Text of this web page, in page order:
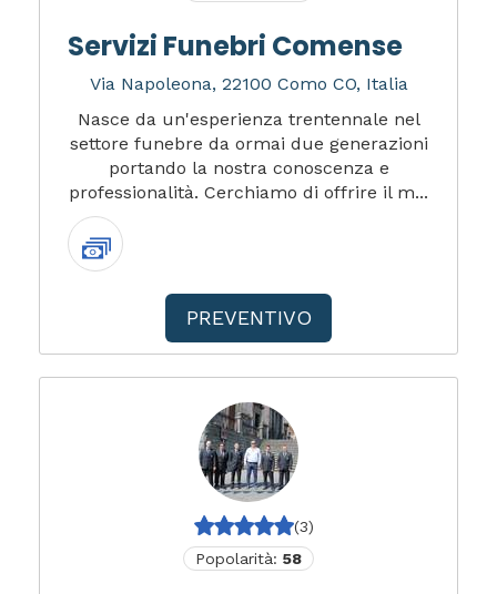
Servizi Funebri Comense
Via Napoleona, 22100 Como CO, Italia
Nasce da un'esperienza trentennale nel
settore funebre da ormai due generazioni
portando la nostra conoscenza e
professionalità. Cerchiamo di offrire il m...
PREVENTIVO
(3)
Popolarità: 58